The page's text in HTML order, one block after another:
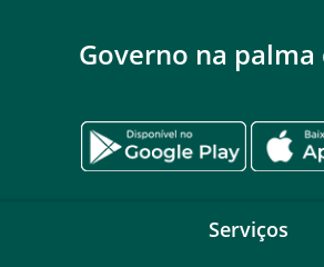
Governo na palma
Serviços